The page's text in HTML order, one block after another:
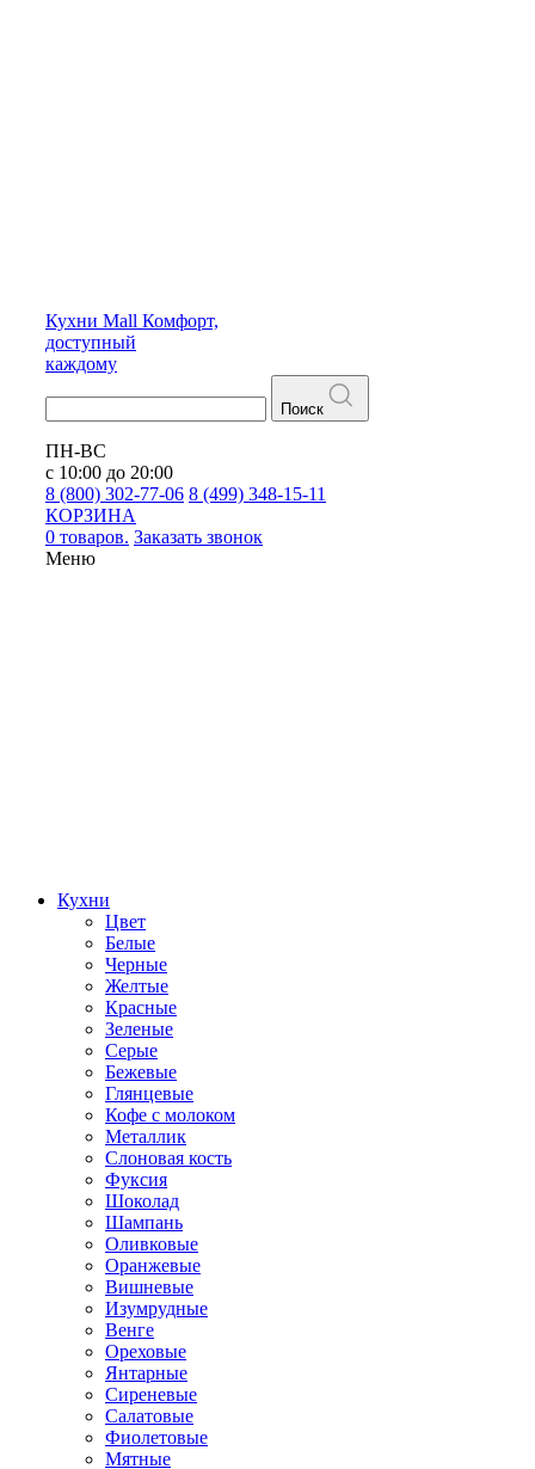
Кухни Mall Комфорт,
доступный
каждому
Поиск
ПН-ВС
с 10:00 до 20:00
8 (800) 302-77-06 8 (499) 348-15-11
КОРЗИНА
0 товаров. Заказать звонок
Меню
Кухни
Цвет
Белые
Черные
Желтые
Красные
Зеленые
Серые
Бежевые
Глянцевые
Кофе с молоком
Металлик
Слоновая кость
Фуксия
Шоколад
Шампань
Оливковые
Оранжевые
Вишневые
Изумрудные
Венге
Ореховые
Янтарные
Сиреневые
Салатовые
Фиолетовые
Мятные